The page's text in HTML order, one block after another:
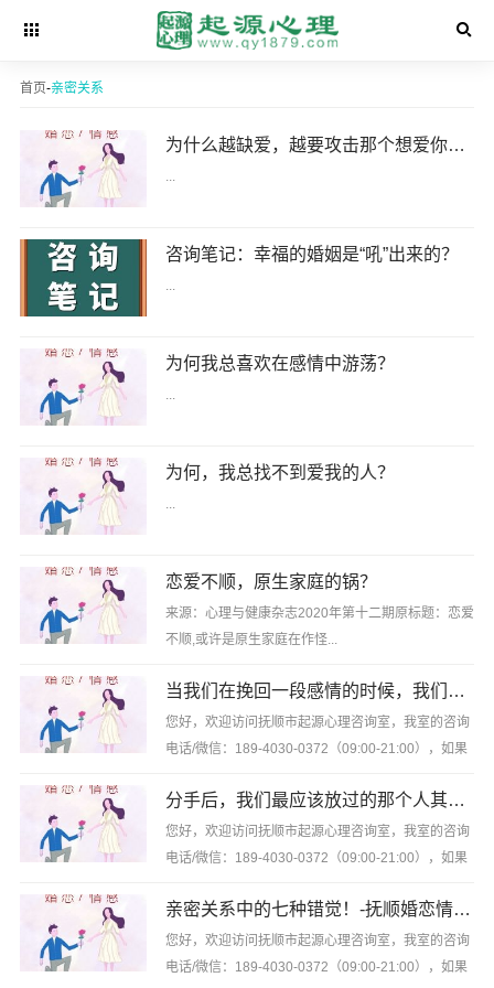
首页-亲密关系
为什么越缺爱，越要攻击那个想爱你的人？
...
咨询笔记：幸福的婚姻是“吼”出来的？
...
为何我总喜欢在感情中游荡？
...
为何，我总找不到爱我的人？
...
恋爱不顺，原生家庭的锅？
来源：心理与健康杂志2020年第十二期原标题：恋爱
不顺,或许是原生家庭在作怪...
当我们在挽回一段感情的时候，我们到底在挽回什么？
您好，欢迎访问抚顺市起源心理咨询室，我室的咨询
电话/微信：189-4030-0372（09:00-21:00），如果
分手后，我们最应该放过的那个人其实是我们自己！
您好，欢迎访问抚顺市起源心理咨询室，我室的咨询
电话/微信：189-4030-0372（09:00-21:00），如果
亲密关系中的七种错觉！-抚顺婚恋情感咨询
您好，欢迎访问抚顺市起源心理咨询室，我室的咨询
电话/微信：189-4030-0372（09:00-21:00），如果